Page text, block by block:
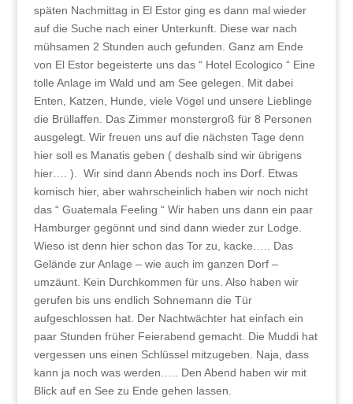
späten Nachmittag in El Estor ging es dann mal wieder
auf die Suche nach einer Unterkunft. Diese war nach
mühsamen 2 Stunden auch gefunden. Ganz am Ende
von El Estor begeisterte uns das “ Hotel Ecologico “ Eine
tolle Anlage im Wald und am See gelegen. Mit dabei
Enten, Katzen, Hunde, viele Vögel und unsere Lieblinge
die Brüllaffen. Das Zimmer monstergroß für 8 Personen
ausgelegt. Wir freuen uns auf die nächsten Tage denn
hier soll es Manatis geben ( deshalb sind wir übrigens
hier…. ). Wir sind dann Abends noch ins Dorf. Etwas
komisch hier, aber wahrscheinlich haben wir noch nicht
das “ Guatemala Feeling “ Wir haben uns dann ein paar
Hamburger gegönnt und sind dann wieder zur Lodge.
Wieso ist denn hier schon das Tor zu, kacke….. Das
Gelände zur Anlage – wie auch im ganzen Dorf –
umzäunt. Kein Durchkommen für uns. Also haben wir
gerufen bis uns endlich Sohnemann die Tür
aufgeschlossen hat. Der Nachtwächter hat einfach ein
paar Stunden früher Feierabend gemacht. Die Muddi hat
vergessen uns einen Schlüssel mitzugeben. Naja, dass
kann ja noch was werden….. Den Abend haben wir mit
Blick auf en See zu Ende gehen lassen.